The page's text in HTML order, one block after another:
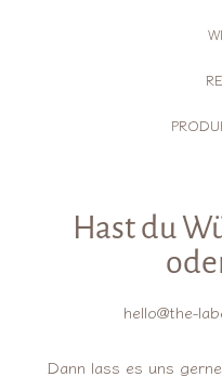
Hast du
hello@the-
Dann lass es uns